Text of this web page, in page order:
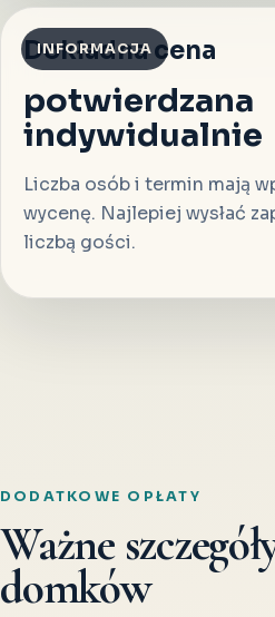
INFORMACJA
Dokładna cena
potwierdzana
indywidualnie
Liczba osób i termin mają
wycenę. Najlepiej wysłać
liczbą gości.
DODATKOWE OPŁATY
Ważne
domków